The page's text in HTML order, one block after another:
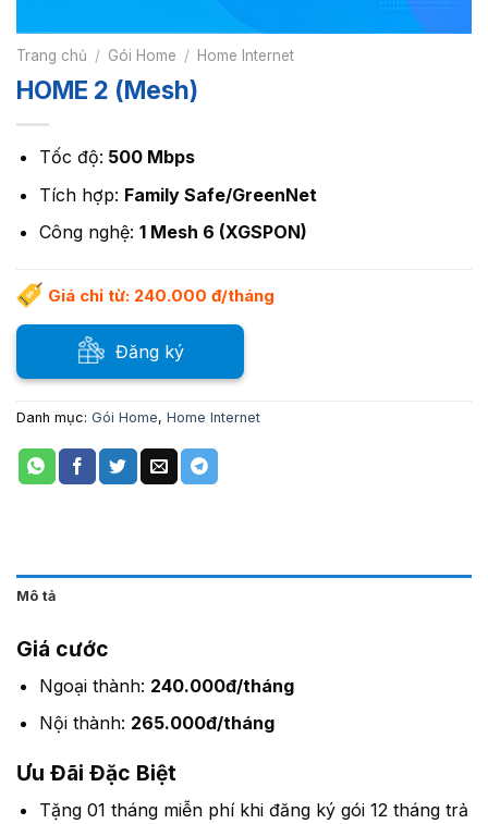
Trang chủ / Gói Home / Home Internet
HOME 2 (Mesh)
Tốc độ: 500 Mbps
Tích hợp: Family Safe/GreenNet
Công nghệ: 1 Mesh 6 (XGSPON)
Giá chỉ từ: 240.000 đ/tháng
Đăng ký
Danh mục: Gói Home, Home Internet
Mô tả
Giá cước
Ngoại thành: 240.000đ/tháng
Nội thành: 265.000đ/tháng
Ưu Đãi Đặc Biệt
Tặng 01 tháng miễn phí khi đăng ký gói 12 tháng trả